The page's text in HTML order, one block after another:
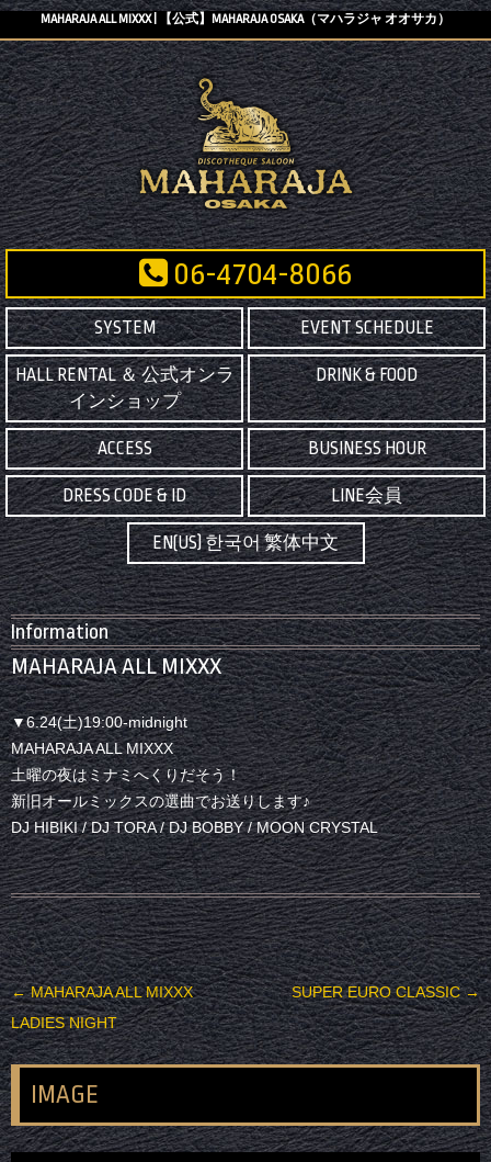
MAHARAJA ALL MIXXX | 【公式】MAHARAJA OSAKA（マハラジャ オオサカ）
06-4704-8066
SYSTEM EVENT SCHEDULE
HALL RENTAL ＆ 公式オンラ
インショップ
DRINK & FOOD
ACCESS BUSINESS HOUR
DRESS CODE & ID LINE会員
EN(US) 한국어 繁体中文
Information
MAHARAJA ALL MIXXX
▼6.24(土)19:00-midnight
MAHARAJA ALL MIXXX
土曜の夜はミナミへくりだそう！
新旧オールミックスの選曲でお送りします♪
DJ HIBIKI / DJ TORA / DJ BOBBY / MOON CRYSTAL
投稿ナビゲーション
←MAHARAJA ALL MIXXX
LADIES NIGHT
SUPER EURO CLASSIC→
IMAGE